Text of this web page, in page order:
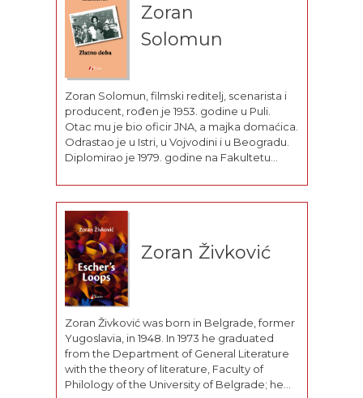
Zoran
Solomun
Zoran Solomun, filmski reditelj, scenarista i
producent, rođen je 1953. godine u Puli.
Otac mu je bio oficir JNA, a majka domaćica.
Odrastao je u Istri, u Vojvodini i u Beogradu.
Diplomirao je 1979. godine na Fakultetu
za filmsku i TV režiju, u klasi...
Zoran Živković
Zoran Živković was born in Belgrade, former
Yugoslavia, in 1948. In 1973 he graduated
from the Department of General Literature
with the theory of literature, Faculty of
Philology of the University of Belgrade; he